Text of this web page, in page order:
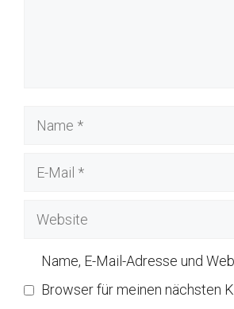
Name
Website
Name, E-Mail-Adresse und
Browser für meinen nächsten